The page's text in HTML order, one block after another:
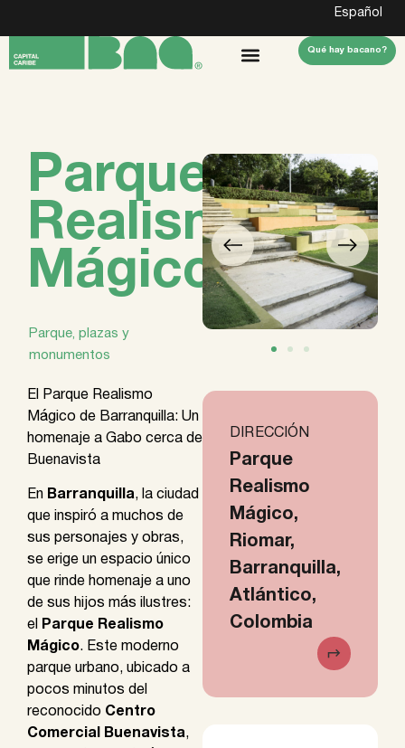
Español
Qué hay bacano?
Parque
Realismo
Mágico
Parque, plazas y
monumentos
El Parque Realismo
Mágico de Barranquilla: Un
homenaje a Gabo cerca de
Buenavista
En Barranquilla, la ciudad
que inspiró a muchos de
sus personajes y obras,
se erige un espacio único
que rinde homenaje a uno
de sus hijos más ilustres:
el
Parque Realismo
Mágico. Este moderno
parque urbano, ubicado a
pocos minutos del
reconocido Centro
Comercial Buenavista,
DIRECCIÓN
Parque
Realismo
Mágico,
Riomar,
Barranquilla,
Atlántico,
Colombia